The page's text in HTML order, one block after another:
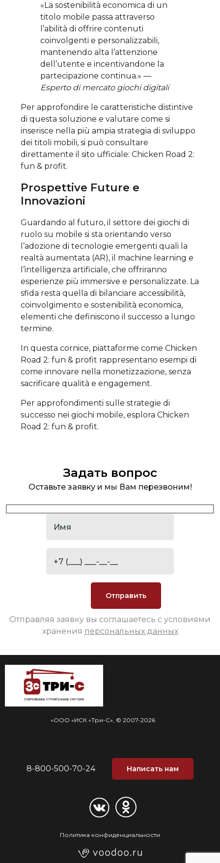
«La sostenibilità economica di un
titolo mobile passa attraverso
l’abilità di offrire contenuti
coinvolgenti e personalizzabili,
mantenendo alta l’attenzione
dell’utente e incentivandone la
partecipazione continua.» —
Esperto di mercato giochi digitali
Per approfondire le caratteristiche distintive
di questa soluzione e valutare come si
inserisce nella più ampia strategia di sviluppo
dei titoli mobili, si può consultare
direttamente il sito ufficiale: Chicken Road 2:
fun & profit.
Prospettive Future e
Innovazioni
Guardando al futuro, il settore dei giochi di
ruolo su mobile si sta orientando verso
l’adozione di tecnologie emergenti quali la
realtà aumentata (AR), il machine learning e
l’intelligenza artificiale, che offriranno
esperienze più immersive e personalizzate. La
sfida resta quella di bilanciare accessibilità,
coinvolgimento e sostenibilità economica,
elementi che definiscono il successo a lungo
termine.
In questa cornice, piattaforme come Chicken
Road 2: fun & profit rappresentano esempi di
come innovare nella monetizzazione, senza
sacrificare qualità e engagement.
Per approfondimenti sulle strategie di
successo nei giochi mobile, esplora Chicken
Road 2: fun & profit.
Задать вопрос
Оставьте заявку и мы Вам перезвоним!
Отправляя заявку вы соглашаетесь с условиями
хранения персональных данных
«ООО «ИСК «Три-С», © 2007-2026
8-800-500-70-24 Написать нам
Политика конфиденциальности